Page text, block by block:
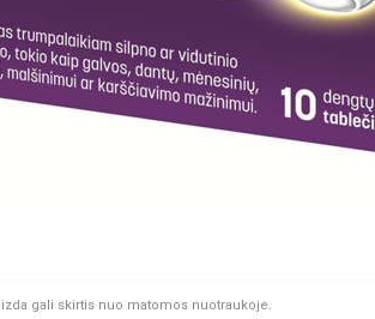
gali skirtis nuo matomos nuotraukoje.